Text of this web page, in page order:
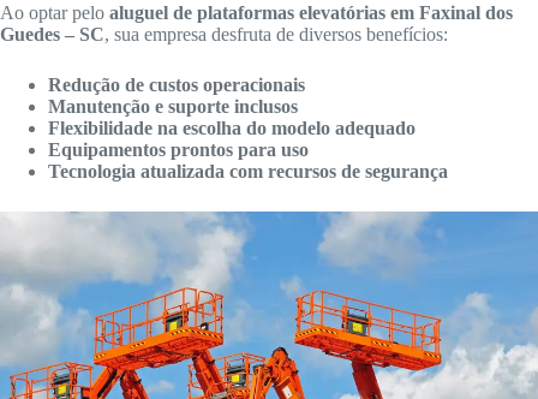
Ao optar pelo aluguel de plataformas elevatórias em Faxinal dos
Guedes – SC, sua empresa desfruta de diversos benefícios:
Redução de custos operacionais
Manutenção e suporte inclusos
Flexibilidade na escolha do modelo adequado
Equipamentos prontos para uso
Tecnologia atualizada com recursos de segurança